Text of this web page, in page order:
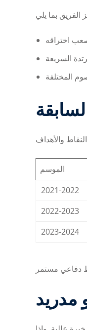
الموسم
2021-2022
2022-2023
2023-2024
مدريد